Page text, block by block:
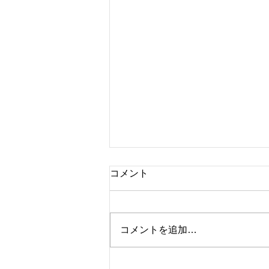
福島の北まで
コメント
コメントを追加…